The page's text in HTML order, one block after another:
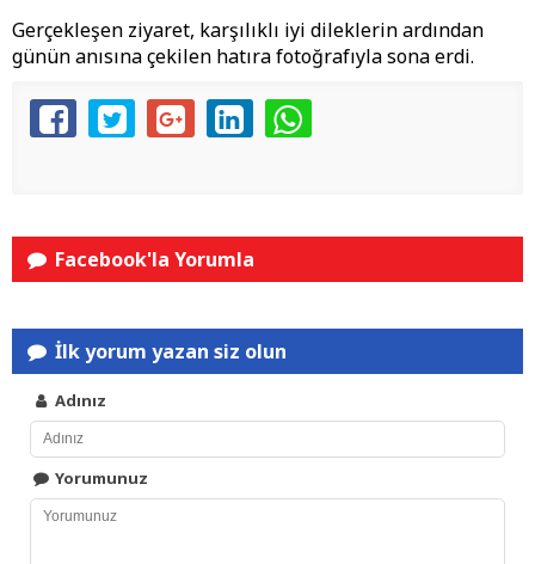
Gerçekleşen ziyaret, karşılıklı iyi dileklerin ardından
günün anısına çekilen hatıra fotoğrafıyla sona erdi.
Facebook'la Yorumla
İlk yorum yazan siz olun
Adınız
Yorumunuz